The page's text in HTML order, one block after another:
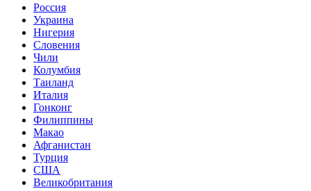
Россия
Украина
Нигерия
Словения
Чили
Колумбия
Таиланд
Италия
Гонконг
Филиппины
Макао
Афганистан
Турция
США
Великобритания